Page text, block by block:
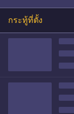
กระทู้ที่ตั้ง